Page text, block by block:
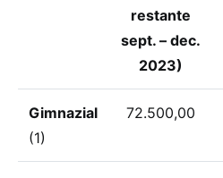
restante
sept. – dec.
2023)
Gimnazial
(1)
72.500,00